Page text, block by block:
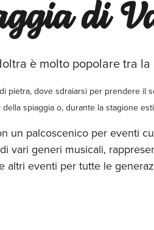
di
è molto popolare tra
pietra, dove sdraiarsi per prendere il
spiaggia o, durante la stagione
un palcoscenico per eventi
vari generi musicali,
altri eventi per tutte le